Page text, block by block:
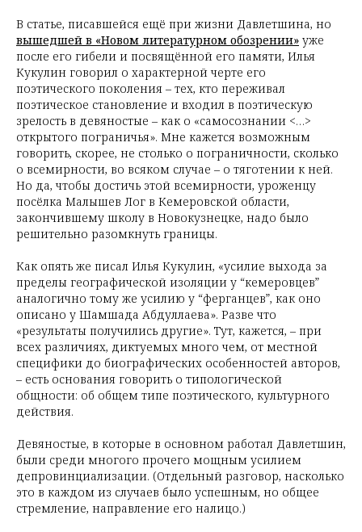
В статье, писавшейся ещё при жизни Давлетшина, но
вышедшей в «Новом литературном обозрении» уже
после его гибели и посвящённой его памяти, Илья
Кукулин говорил о характерной черте его
поэтического поколения – тех, кто переживал
поэтическое становление и входил в поэтическую
зрелость в девяностые – как о «самосознании <…>
открытого пограничья». Мне кажется возможным
говорить, скорее, не столько о пограничности, сколько
о всемирности, во всяком случае – о тяготении к ней.
Но да, чтобы достичь этой всемирности, уроженцу
посёлка Малышев Лог в Кемеровской области,
закончившему школу в Новокузнецке, надо было
решительно разомкнуть границы.
Как опять же писал Илья Кукулин, «усилие выхода за
пределы географической изоляции у “кемеровцев”
аналогично тому же усилию у “ферганцев”, как оно
описано у Шамшада Абдуллаева». Разве что
«результаты получились другие». Тут, кажется, – при
всех различиях, диктуемых много чем, от местной
специфики до биографических особенностей авторов,
– есть основания говорить о типологической
общности: об общем типе поэтического, культурного
действия.
Девяностые, в которые в основном работал Давлетшин,
были среди многого прочего мощным усилием
депровинциализации. (Отдельный разговор, насколько
это в каждом из случаев было успешным, но общее
стремление, направление его налицо.)